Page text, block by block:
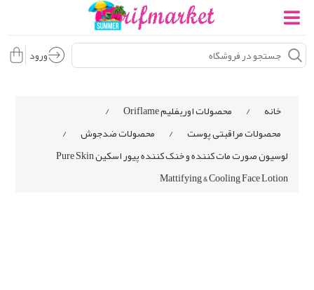
ورود
خانه / محصولات اوریفلیم Oriflame
/
محصولات مراقبتی پوست
/ محصولات ضدجوش
/
لوسيون صورت مات کننده و خنک کننده پیور اسکین Pure Skin
Mattifying & Cooling Face Lotion